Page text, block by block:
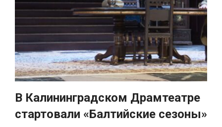
В Калининградском Драмтеатре
стартовали «Балтийские сезоны»